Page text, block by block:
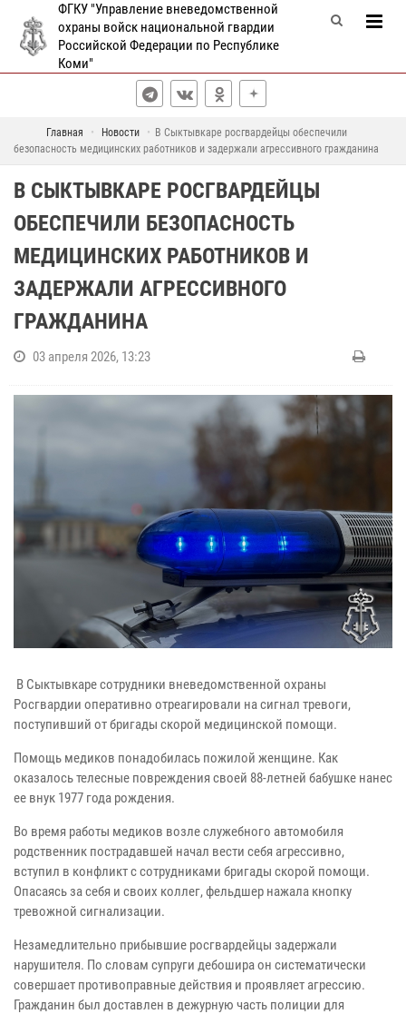
ФГКУ "Управление вневедомственной
охраны войск национальной гвардии
Российской Федерации по Республике
Коми"
Главная Новости
В Сыктывкаре росгвардейцы обеспечили
безопасность медицинских работников и задержали агрессивного гражданина
В СЫКТЫВКАРЕ РОСГВАРДЕЙЦЫ
ОБЕСПЕЧИЛИ БЕЗОПАСНОСТЬ
МЕДИЦИНСКИХ РАБОТНИКОВ И
ЗАДЕРЖАЛИ АГРЕССИВНОГО
ГРАЖДАНИНА
03 апреля 2026, 13:23
В Сыктывкаре сотрудники вневедомственной охраны
Росгвардии оперативно отреагировали на сигнал тревоги,
поступивший от бригады скорой медицинской помощи.
Помощь медиков понадобилась пожилой женщине. Как
оказалось телесные повреждения своей 88-летней бабушке нанес
ее внук 1977 года рождения.
Во время работы медиков возле служебного автомобиля
родственник пострадавшей начал вести себя агрессивно,
вступил в конфликт с сотрудниками бригады скорой помощи.
Опасаясь за себя и своих коллег, фельдшер нажала кнопку
тревожной сигнализации.
Незамедлительно прибывшие росгвардейцы задержали
нарушителя. По словам супруги дебошира он систематически
совершает противоправные действия и проявляет агрессию.
Гражданин был доставлен в дежурную часть полиции для